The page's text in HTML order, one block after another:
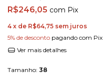
R$246,05 com Pix
4 x de R$64,75 sem juros
5% de desconto pagando com Pix
Ver mais detalhes
Tamanho: 38